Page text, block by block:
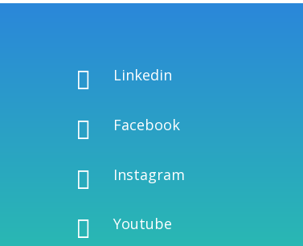
 Linkedin
 Facebook
 Instagram
 Youtube